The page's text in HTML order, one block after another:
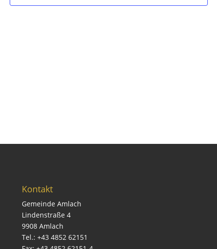
Kontakt
Gemeinde Amlach
Lindenstraße 4
9908 Amlach
Tel.: +43 4852 62151